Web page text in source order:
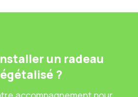
un radeau
?